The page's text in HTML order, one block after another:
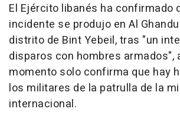
El Ejército libanés ha confirmado
incidente se produjo en Al
distrito de Bint Yebeil, tras "un
disparos con hombres armados",
momento solo confirma que hay
los militares de la patrulla de la
internacional.